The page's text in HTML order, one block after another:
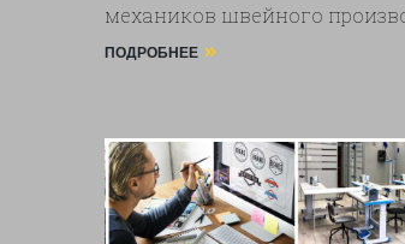
механиков швейного
интерьеров автомобилей,
ПОДРОБНЕЕ